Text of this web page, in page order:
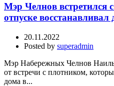
Мэр Челнов встретился
отпуске
20.11.2022
Posted by superadmin
Мэр Набережных Челнов
от встречи с плотником,
дома в...